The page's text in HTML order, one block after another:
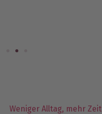
Weniger Alltag, mehr Zeit